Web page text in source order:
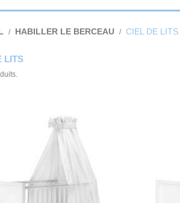
HABILLER LE BERCEAU CIEL DE LITS
LITS